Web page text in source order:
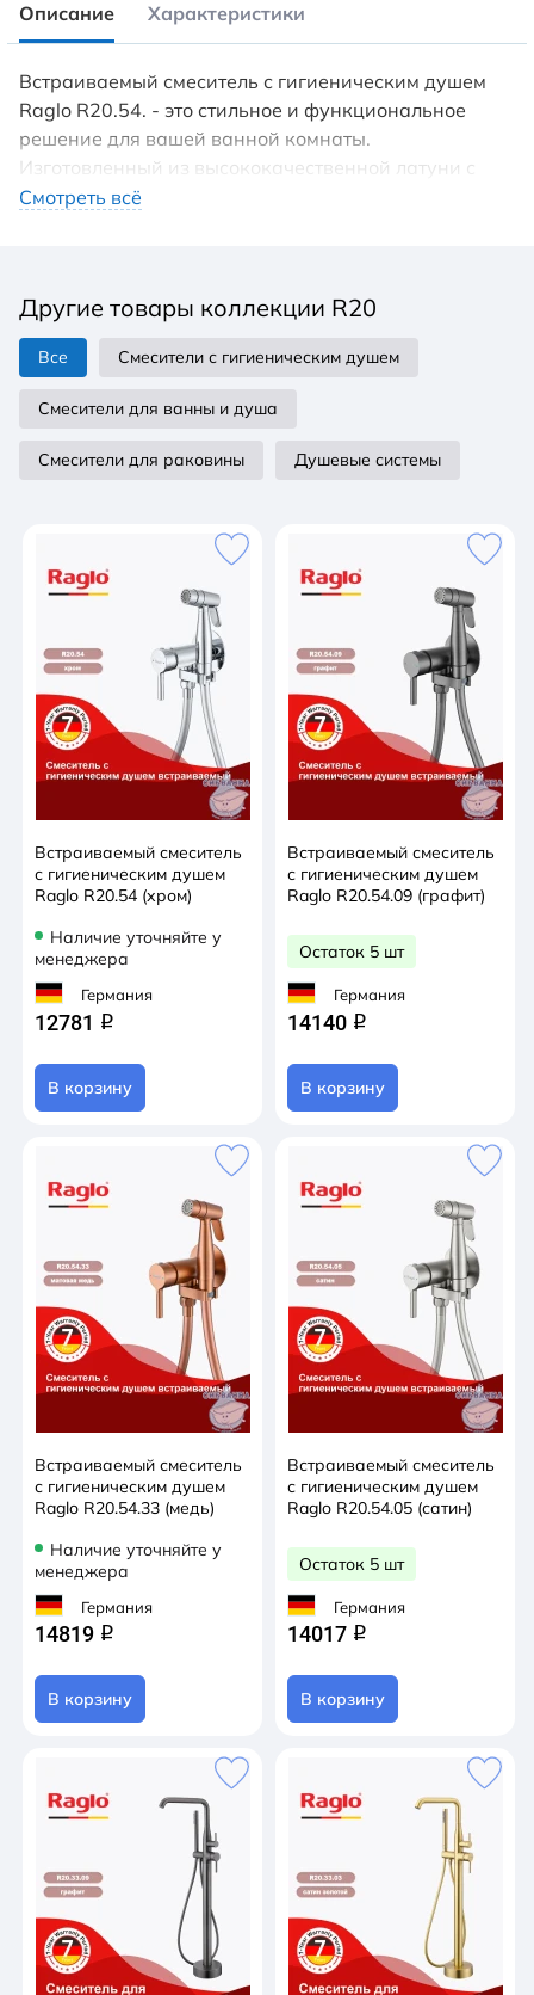
Описание Характеристики
Встраиваемый смеситель с гигиеническим душем
Raglo R20.54. - это стильное и функциональное
решение для вашей ванной комнаты.
Изготовленный из высококачественной латуни с
покрытием PVD, этот смеситель обеспечивает
интерьером ванной комнаты. Смеситель оснащен
рычажным управлением, что обеспечивает удобство
и простоту использования. Длина шланга
составляет 1200 мм, что позволяет комфортно
использовать гигиенический душ на расстоянии от
смесителя. Смеситель оснащен аэратором, который
душевой лейки и комплектуется ручным душем с
одним режимом работы. Смеситель монтируется
встраиваемым способом, что позволяет сохранить
свободное пространство в ванной комнате. Высота
изделия в сборе составляет 164 мм, глубина - 115
мм, а ширина - 83 мм.
Смотреть всё
Другие товары коллекции R20
Все Смесители с гигиеническим душем
Смесители для ванны и душа
Смесители для раковины Душевые системы
Встраиваемый смеситель
с гигиеническим душем
Raglo R20.54 (хром)
Наличие уточняйте у
менеджера
Германия
12781 q
В корзину
Встраиваемый смеситель
с гигиеническим душем
Raglo R20.54.09 (графит)
Остаток 5 шт
Германия
14140 q
В корзину
Встраиваемый смеситель
с гигиеническим душем
Raglo R20.54.33 (медь)
Наличие уточняйте у
менеджера
Германия
14819 q
В корзину
Встраиваемый смеситель
с гигиеническим душем
Raglo R20.54.05 (сатин)
Остаток 5 шт
Германия
14017 q
В корзину